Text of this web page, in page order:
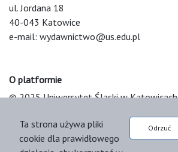
ul. Jordana 18
40-043 Katowice
e-mail: wydawnictwo@us.edu.pl
O platformie
© 2025 Uniwersytet Śląski w Katowicach
Platform & Workflow by OJS/PKP
Ta strona używa pliki
cookie dla prawidłowego
Odrzuć